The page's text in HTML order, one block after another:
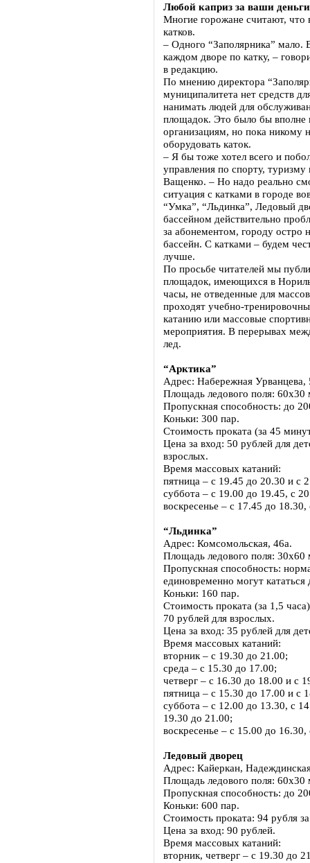
Любой каприз за ваши деньги
Многие горожане считают, что
катков.
– Одного “Заполярника” мало.
каждом дворе по катку, –
в редакцию.
По мнению директора
муниципалитета нет средств
нанимать людей для
площадок. Это было бы вполне
организациям, но пока никому
оборудовать каток.
– Я бы тоже хотел всего и
управления по спорту,
Ващенко. – Но надо реально
ситуация с катками в городе
“Умка”, “Льдинка”, Ледовый
бассейном действительно
за абонементом, городу
бассейн. С катками – будем
лучше.
По просьбе читателей мы
площадок, имеющихся в
часы, не отведенные для
проходят учебно-
катанию или массовые
мероприятия. В перерывах
лед.
“Арктика”
Адрес: Набережная Урванцева,
Площадь ледового поля:
Пропускная способность: до
Коньки: 300 пар.
Стоимость проката (за 45
Цена за вход: 50 рублей для
взрослых.
Время массовых катаний:
пятница – с 19.45 до 20.30 и с
суббота – с 19.00 до 19.45, с
воскресенье – с 17.45 до
“Льдинка”
Адрес: Комсомольская, 46а.
Площадь ледового поля: 30х60
Пропускная способность:
единовременно могут кататься
Коньки: 160 пар.
Стоимость проката (за 1,5
70 рублей для взрослых.
Цена за вход: 35 рублей для
Время массовых катаний:
вторник – с 19.30 до 21.00;
среда – с 15.30 до 17.00;
четверг – с 16.30 до 18.00 и с
пятница – с 15.30 до 17.00 и с
суббота – с 12.00 до 13.30, с
19.30 до 21.00;
воскресенье – с 15.00 до
Ледовый дворец
Адрес: Кайеркан,
Площадь ледового поля:
Пропускная способность: до
Коньки: 600 пар.
Стоимость проката: 94 рубля
Цена за вход: 90 рублей.
Время массовых катаний:
вторник, четверг – с 19.30 до